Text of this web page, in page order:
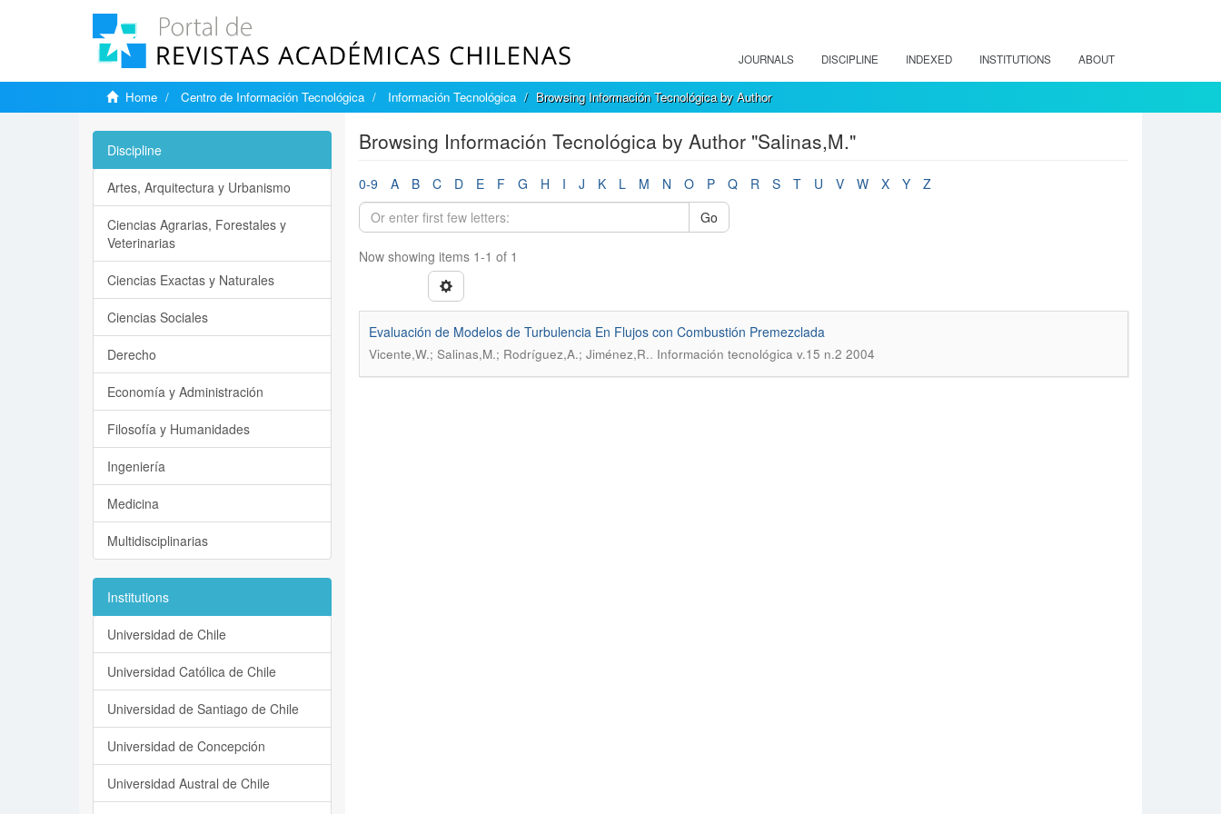
JOURNALS DISCIPLINE INDEXED INSTITUTIONS ABOUT
Home Centro de Información Tecnológica Información Tecnológica Browsing Información Tecnológica by Author
Browsing Información Tecnológica by Author "Salinas,M."
0-9 A B C D E F G H I J K L M N O P Q R S T U V W X Y
Z
Go
Now showing items 1-1 of 1
Evaluación de Modelos de Turbulencia En Flujos con Combustión Premezclada
Vicente,W.; Salinas,M.; Rodríguez,A.; Jiménez,R.. Información tecnológica v.15 n.2 2004
Discipline
Artes, Arquitectura y Urbanismo
Ciencias Agrarias, Forestales y
Veterinarias
Ciencias Exactas y Naturales
Ciencias Sociales
Derecho
Economía y Administración
Filosofía y Humanidades
Ingeniería
Medicina
Multidisciplinarias
Institutions
Universidad de Chile
Universidad Católica de Chile
Universidad de Santiago de Chile
Universidad de Concepción
Universidad Austral de Chile